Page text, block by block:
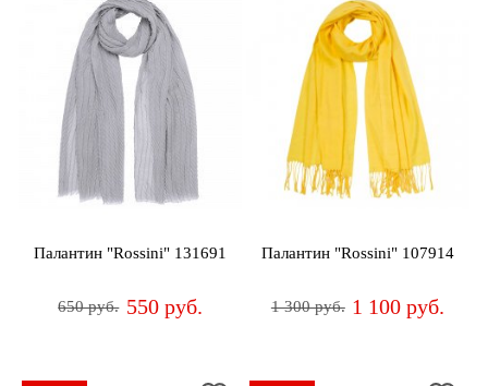
Палантин "Rossini" 131691
650 руб. 550 руб.
Палантин "Rossini" 107914
1 300 руб. 1 100 руб.